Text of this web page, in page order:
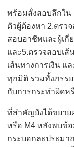
พร้อมสั่งสอบลึกใน
ตัวผู้ต้องหา 2.ตรว
สอบอาชีพและผู้เกี่
และ5.ตรวจสอบเ
เส้นทางการเงิน
ทุกมิติ รวมทั้งภรร
กับการกระทำผิดห
ที่สำคัญยังได้ขยาย
หรือ M4 หลังพบข้
กระบอกละประมา